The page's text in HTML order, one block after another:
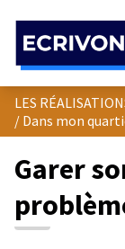
/ Dans mon
Garer